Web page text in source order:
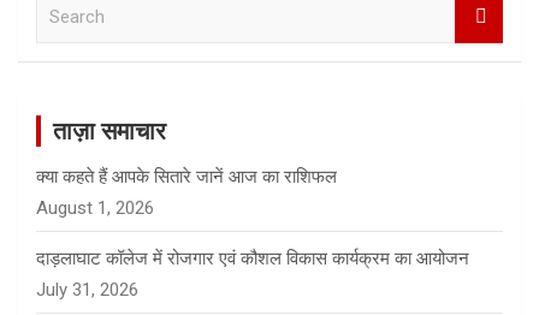
ताज़ा समाचार
क्या कहते हैं आपके सितारे जानें आज का राशिफल
August 1, 2026
दाड़लाघाट कॉलेज में रोजगार एवं कौशल विकास कार्यक्रम का आयोजन
July 31, 2026